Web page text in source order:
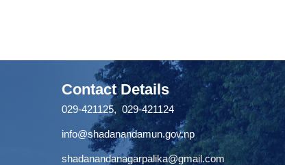
Contact Details
029-421125, 029-421124
info@shadanandamun.gov.np
shadanandanagarpalika@gmail.com